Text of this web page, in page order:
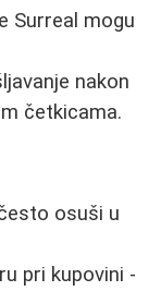
Surreal mogu
nakon
četkicama.
osuši u
pri kupovini -